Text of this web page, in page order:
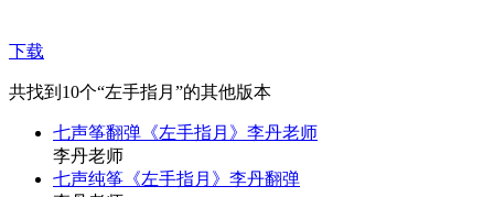
下载
共找到 10个“左手指月”的其他版本
七声筝翻弹《左手指月》李丹老师
李丹老师
七声纯筝《左手指月》李丹翻弹